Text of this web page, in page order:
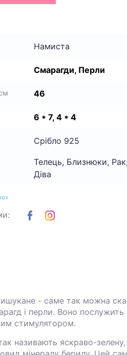
Намиста
Смарагди, Перли
46
6 * 7, 4 * 4
Срібло 925
Телець, Близнюки, Рак,
Діва
- саме так можна
і перли. Воно
стимулятором.
називають яскраво-